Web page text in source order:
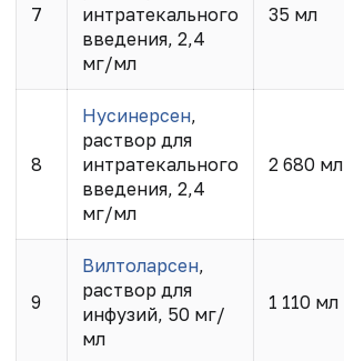
7
интратекального
введения, 2,4
мг/мл
35 мл
8
Нусинерсен,
раствор для
интратекального
введения, 2,4
мг/мл
2 680 мл
9
Вилтоларсен,
раствор для
инфузий, 50 мг/
мл
1 110 мл